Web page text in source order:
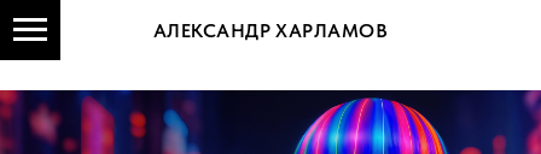
АЛЕКСАНДР ХАРЛАМОВ